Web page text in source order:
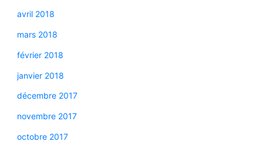
avril 2018
mars 2018
février 2018
janvier 2018
décembre 2017
novembre 2017
octobre 2017